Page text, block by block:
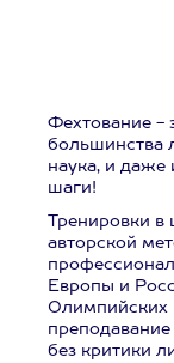
Фехтование -
большинства
наука, и даже
шаги!
Тренировки в
авторской
Европы и
Олимпийских
без критики